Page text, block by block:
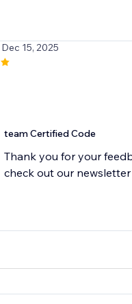
15, 2025
team Certified Code
Thank you for your